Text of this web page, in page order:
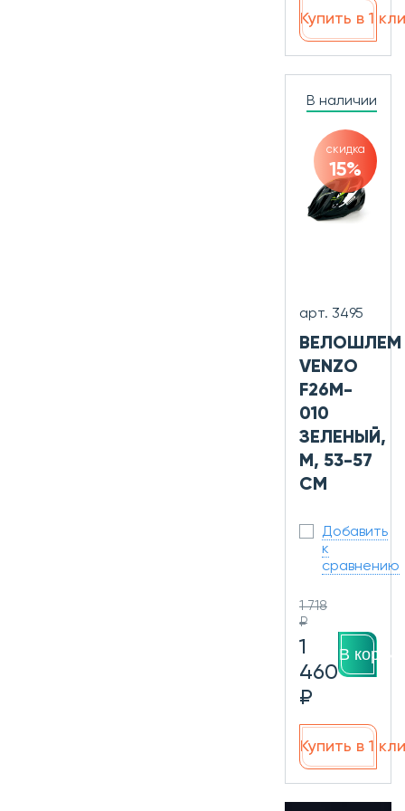
Купить в 1
В наличии
скидка
15%
арт. 3495
ВЕЛОШЛЕМ
VENZO
F26M-
010
ЗЕЛЕНЫЙ,
M, 53-57
СМ
Добавить
к
сравнению
1 718
₽
1
460
₽
В
Купить в 1